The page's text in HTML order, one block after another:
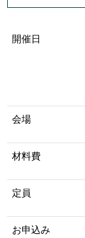
開催日
会場
材料費
定員
お申込み